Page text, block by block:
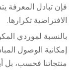
فإن تبادل المعرفة
الافتراضية تكرارها.
إمكانية الوصول
منتجاتنا فحسب، بل